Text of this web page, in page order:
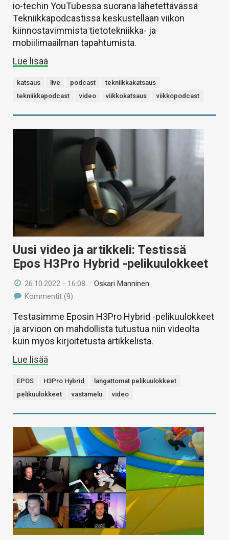
io-techin YouTubessa suorana lähetettävässä
Tekniikkapodcastissa keskustellaan viikon
kiinnostavimmista tietotekniikka- ja
mobiilimaailman tapahtumista.
Lue lisää
katsaus live podcast
tekniikkakatsaus
tekniikkapodcast
video viikkokatsaus viikkopodcast
Uusi video ja artikkeli: Testissä
Epos H3Pro Hybrid -pelikuulokkeet
26.10.2022 - 16:08 /Oskari Manninen
Kommentit (9)
Testasimme Eposin H3Pro Hybrid -pelikuulokkeet
ja arvioon on mahdollista tutustua niin videolta
kuin myös kirjoitetusta artikkelista.
Lue lisää
EPOS H3Pro Hybrid
langattomat pelikuulokkeet
pelikuulokkeet
vastamelu video